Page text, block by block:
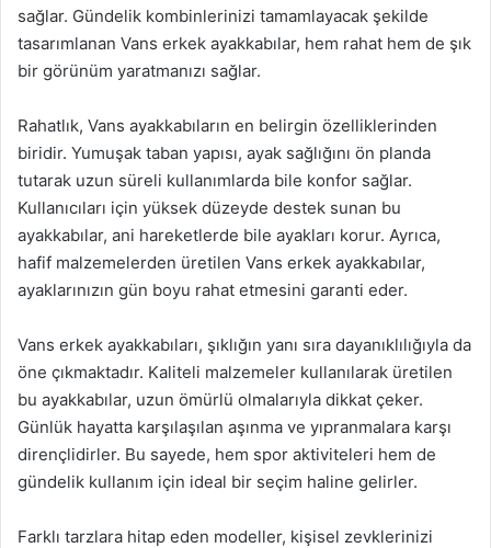
sağlar. Gündelik kombinlerinizi tamamlayacak şekilde
tasarımlanan Vans erkek ayakkabılar, hem rahat hem de şık
bir görünüm yaratmanızı sağlar.
Rahatlık, Vans ayakkabıların en belirgin özelliklerinden
biridir. Yumuşak taban yapısı, ayak sağlığını ön planda
tutarak uzun süreli kullanımlarda bile konfor sağlar.
Kullanıcıları için yüksek düzeyde destek sunan bu
ayakkabılar, ani hareketlerde bile ayakları korur. Ayrıca,
hafif malzemelerden üretilen Vans erkek ayakkabılar,
ayaklarınızın gün boyu rahat etmesini garanti eder.
Vans erkek ayakkabıları, şıklığın yanı sıra dayanıklılığıyla da
öne çıkmaktadır. Kaliteli malzemeler kullanılarak üretilen
bu ayakkabılar, uzun ömürlü olmalarıyla dikkat çeker.
Günlük hayatta karşılaşılan aşınma ve yıpranmalara karşı
dirençlidirler. Bu sayede, hem spor aktiviteleri hem de
gündelik kullanım için ideal bir seçim haline gelirler.
Farklı tarzlara hitap eden modeller, kişisel zevklerinizi